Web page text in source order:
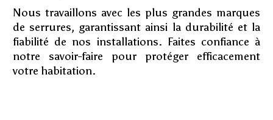
Nous travaillons avec les plus grandes marques
de serrures, garantissant ainsi la durabilité et la
fiabilité de nos installations. Faites confiance à
notre savoir-faire pour protéger efficacement
votre habitation.